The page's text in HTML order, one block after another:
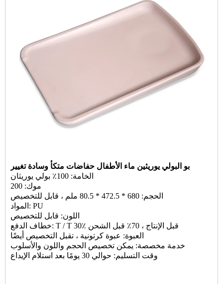
بو البولي يوريثين ماء الأطفال حفاضات متكأ وسادة تغيير
الخامة: 100٪ بولي يوريثان
موك: 200
الحجم: 680 * 472.5 * 80.5 ملم ، قابل للتخصيص
المواد: PU
اللون: قابل للتخصيص
خطاف الدفع: T / T 30٪ قبل الإنتاج ، 70٪ قبل الشحن
العبوة: عبوة كرتونية ، تقبل التخصيص أيضًا
خدمة مخصصة: يمكن تخصيص الحجم واللون والأسلوب
وقت التسليم: حوالي 30 يومًا بعد استلام الإيداع